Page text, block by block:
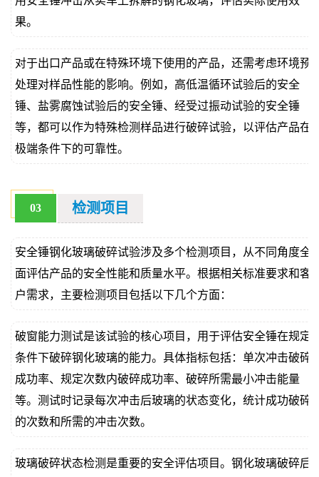
果。
对于出口产品或在特殊环境下使用的产品，还需考虑环境预
处理对样品性能的影响。例如，高低温循环试验后的安全
锤、盐雾腐蚀试验后的安全锤、经受过振动试验的安全锤
等，都可以作为特殊检测样品进行破碎试验，以评估产品在
极端条件下的可靠性。
03 检测项目
安全锤钢化玻璃破碎试验涉及多个检测项目，从不同角度全
面评估产品的安全性能和质量水平。根据相关标准要求和客
户需求，主要检测项目包括以下几个方面：
破窗能力测试是该试验的核心项目，用于评估安全锤在规定
条件下破碎钢化玻璃的能力。具体指标包括：单次冲击破碎
成功率、规定次数内破碎成功率、破碎所需最小冲击能量
等。测试时记录每次冲击后玻璃的状态变化，统计成功破碎
的次数和所需的冲击次数。
玻璃破碎状态检测是重要的安全评估项目。钢化玻璃破碎后